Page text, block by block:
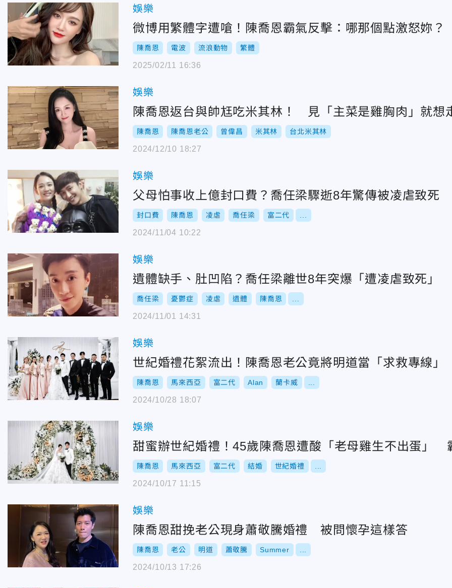
娛樂
微博用繁體字遭嗆！陳喬恩霸氣反擊：哪那個點激怒妳？
陳喬恩 電波 流浪動物 繁體
2025/02/11 16:36
娛樂
陳喬恩返台與帥尪吃米其林！ 見「主菜是雞胸肉」就想
陳喬恩 陳喬恩老公 曾偉昌 米其林 台北米其林
2024/12/10 18:27
娛樂
父母怕事收上億封口費？喬任梁驟逝8年驚傳被凌虐致死
封口費 陳喬恩 凌虐 喬任梁 富二代
2024/11/04 10:22
娛樂
遺體缺手、肚凹陷？喬任梁離世8年突爆「遭凌虐致死」
喬任梁 憂鬱症 凌虐 遺體 陳喬恩
2024/11/01 14:31
娛樂
世紀婚禮花絮流出！陳喬恩老公竟將明道當「求救專線
陳喬恩 馬來西亞 富二代 Alan 蘭卡威
2024/10/28 18:07
娛樂
甜蜜辦世紀婚禮！45歲陳喬恩遭酸「老母雞生不出蛋」
陳喬恩 馬來西亞 富二代 結婚 世紀婚禮
2024/10/17 11:15
娛樂
陳喬恩甜挽老公現身蕭敬騰婚禮 被問懷孕這樣答
陳喬恩 老公 明道 蕭敬騰 Summer
2024/10/13 17:26